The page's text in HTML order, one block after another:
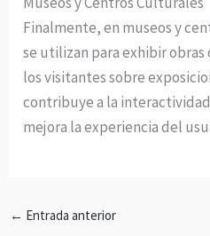
Finalmente, en museos y
se utilizan para exhibir
los visitantes sobre
contribuye a la
mejora la experiencia del
← Entrada anterior